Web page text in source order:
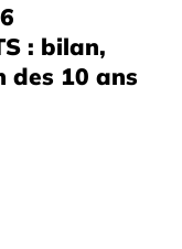
: bilan,
des 10 ans